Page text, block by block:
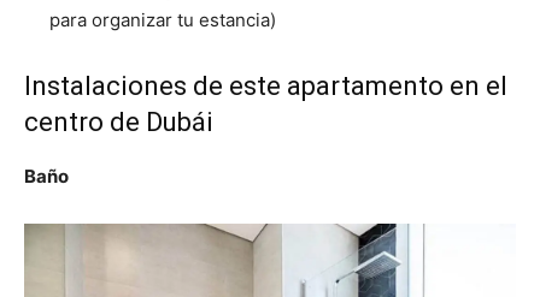
para organizar tu estancia)
Instalaciones de este apartamento en el
centro de Dubái
Baño